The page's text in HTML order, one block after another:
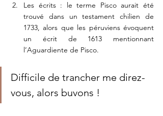
Les écrits : le terme Pisco aurait été
trouvé dans un testament chilien de
1733, alors que les péruviens évoquent
un écrit de 1613 mentionnant
l’Aguardiente de Pisco.
Difficile de trancher me direz-
vous, alors buvons !